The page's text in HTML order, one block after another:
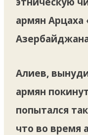
армян Арцаха
Алиев,
армян
попытался
что во время